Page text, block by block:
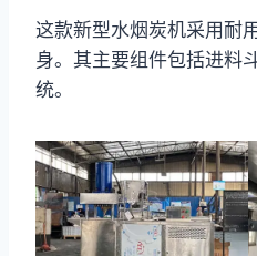
这款新型水烟炭机采用耐
身。其主要组件包括进料
统。